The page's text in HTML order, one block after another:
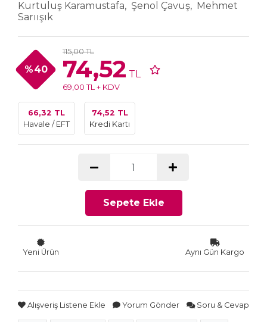
Kurtuluş Karamustafa, Şenol Çavuş, Mehmet
Sarıışık
%40
115,00 TL
74,52 TL
69,00 TL + KDV
66,32 TL
Havale / EFT
74,52 TL
Kredi Kartı
Sepete Ekle
Yeni Ürün Aynı Gün Kargo
Alışveriş Listene Ekle Yorum Gönder Soru & Cevap